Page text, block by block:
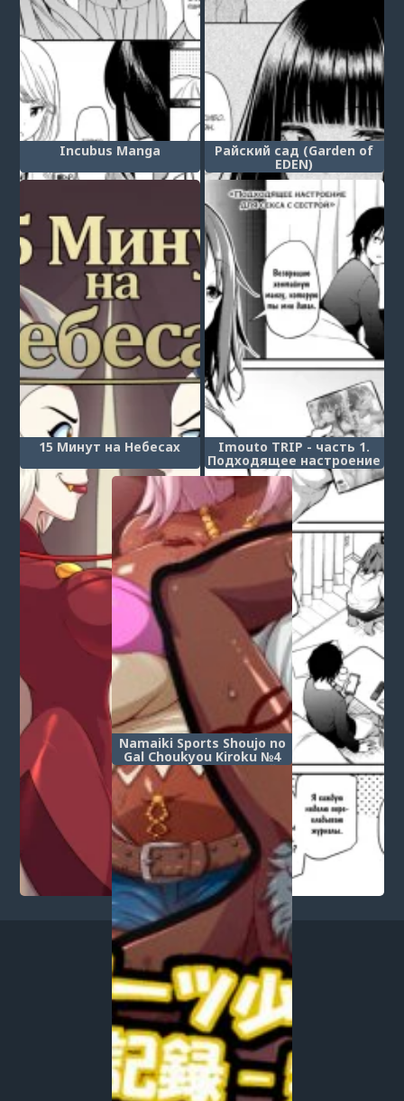
Incubus Manga Райский сад (Garden of
EDEN)
15 Минут на Небесах Imouto TRIP - часть 1.
Подходящее настроение
для секса с сестрой
(Imouto to Nori de Ecchi
Shita Ken)
Namaiki Sports Shoujo no
Gal Choukyou Kiroku №4
(Превращение дерзкой и
спортивной девчонки в
гяру)
1 657 658 660 661 662
664
665 666